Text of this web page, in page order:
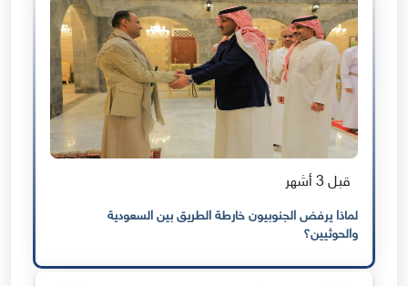
قبل 3 أشهر
لماذا يرفض الجنوبيون خارطة الطريق بين السعودية
والحوثيين؟